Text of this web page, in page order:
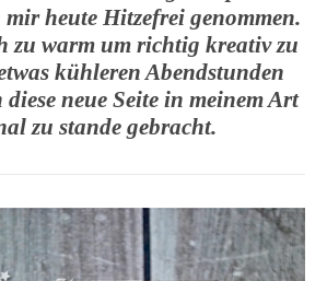
heute Hitzefrei genommen.
zu warm um richtig kreativ zu
kühleren Abendstunden
neue Seite in meinem Art
zu stande gebracht.